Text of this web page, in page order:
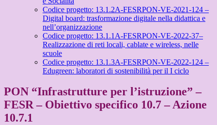
Codice progetto: 13.1.2A-FESRPON-VE-2021-124 –
Digital board: trasformazione digitale nella didattica e
nell’organizzazione
Codice progetto: 13.1.1A-FESRPON-VE-2022-37–
Realizzazione di reti locali, cablate e wireless, nelle
scuole
Codice progetto: 13.1.3A-FESRPON-VE-2022-124 –
Edugreen: laboratori di sostenibilità per il I ciclo
PON “Infrastrutture per l’istruzione” –
FESR – Obiettivo specifico 10.7 – Azione
10.7.1